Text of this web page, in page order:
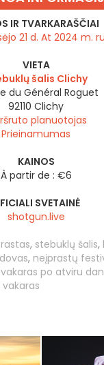
IR TVARKARAŠČIAI
21 d. At 2024 m.
VIETA
šalis Clichy
du Général Roguet
92110 Clichy
planuotojas
Prieinamumas
KAINOS
À partir de : €6
SVETAINĖ
shotgun.live
, stebuklų šalis,
, neįprastų
po atviru